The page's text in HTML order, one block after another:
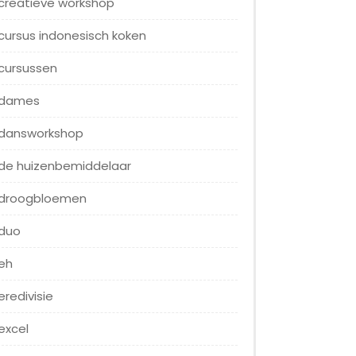
indonesisch koken
huizenbemiddelaar